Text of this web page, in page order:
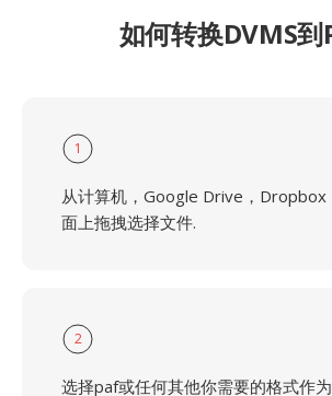
如何转换DVMS到
1
从计算机，Google Drive，Dropbox
面上拖拽选择文件.
2
选择paf或任何其他你需要的格式作